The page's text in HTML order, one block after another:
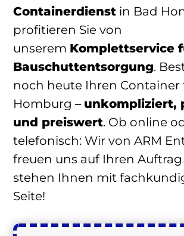
Containerdienst in Bad
profitieren Sie von
unserem Komplettservice
Bauschuttentsorgung.
noch heute Ihren Container
Homburg – unkompliziert,
und preiswert. Ob online
telefonisch: Wir von ARM
freuen uns auf Ihren
stehen Ihnen mit
Seite!